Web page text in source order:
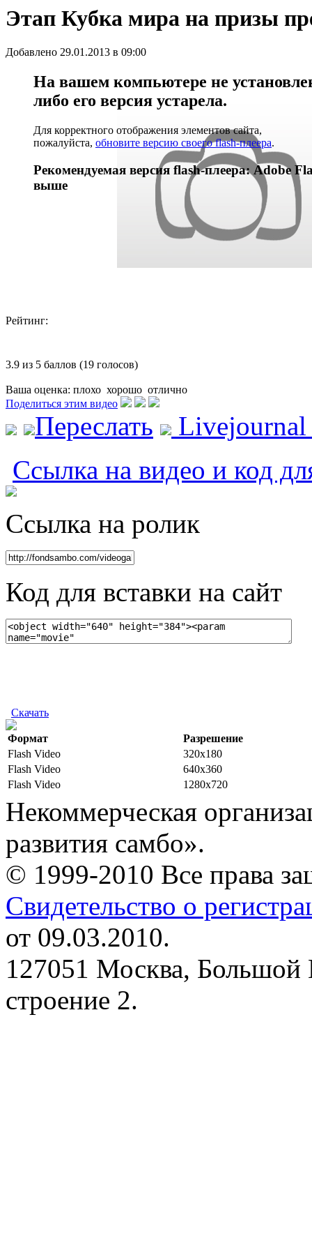
Этап Кубка мира на призы
Добавлено 29.01.2013 в 09:00
На вашем компьютере не
либо его версия устарела.
Для корректного отображения элементов сайта,
пожалуйста, обновите версию своего flash-плеера.
Рекомендуемая версия flash-плеера: Adobe
выше
Рейтинг:
3.9 из 5 баллов (19 голосов)
Ваша оценка: плохо хорошо отлично
Поделиться этим видео
Переслать
Ссылка на видео и код
Ссылка на ролик
Код для вставки на сайт
Скачать
Формат
Разрешение
Flash Video
320x180
Flash Video
640x360
Flash Video
1280x720
Некоммерческая
развития самбо».
© 1999-2010 Все права
Свидетельство о
от 09.03.2010.
127051 Москва, Большой
строение 2.